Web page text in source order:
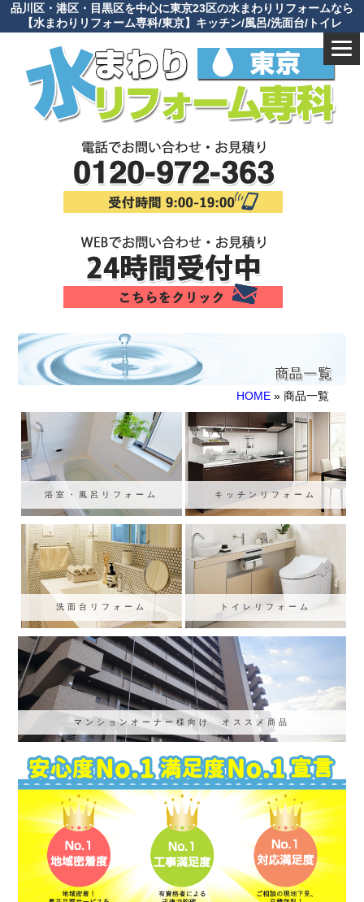
品川区・港区・目黒区を中心に東京23区の水まわりリフォームなら
【水まわりリフォーム専科/東京】キッチン/風呂/洗面台/トイレ
HOME » 商品一覧
浴室・風呂リフォーム キッチンリフォーム
洗面台リフォーム トイレリフォーム
マンションオーナー様向け オススメ商品